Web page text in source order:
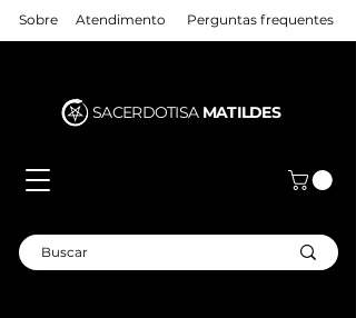
Sobre Atendimento Perguntas frequentes
SACERDOTISA MATILDES